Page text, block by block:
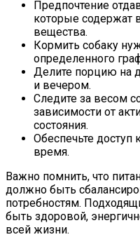
Предпочтение
которые содержат
вещества.
Кормить собаку
определенного
Делите порцию на
и вечером.
Следите за весом
зависимости от
состояния.
Обеспечьте доступ
время.
Важно помнить, что
должно быть
потребностям.
быть здоровой,
всей жизни.